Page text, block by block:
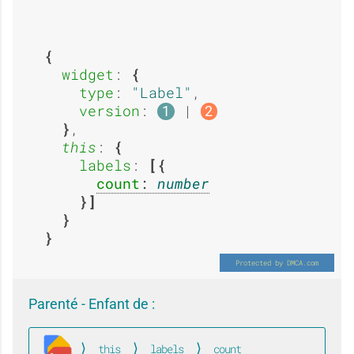
e
:
O
u
u
g
e
:
widget :
type : Label
,
version : 1 | 2
,
this :
labels :
count : number
Parenté - Enfant de :
this labels count